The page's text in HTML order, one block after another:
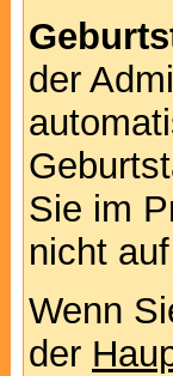
der
Sie im
nicht
Wenn
der